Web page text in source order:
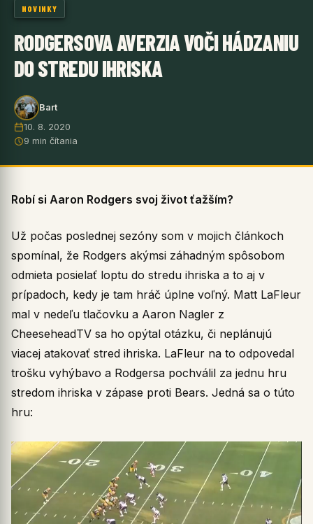
NOVINKY
RODGERSOVA AVERZIA VOČI HÁDZANIU
DO STREDU IHRISKA
Bart
10. 8. 2020
9 min čítania
Robí si Aaron Rodgers svoj život ťažším?
Už počas poslednej sezóny som v mojich článkoch
spomínal, že Rodgers akýmsi záhadným spôsobom
odmieta posielať loptu do stredu ihriska a to aj v
prípadoch, kedy je tam hráč úplne voľný. Matt LaFleur
mal v nedeľu tlačovku a Aaron Nagler z
CheeseheadTV sa ho opýtal otázku, či neplánujú
viacej atakovať stred ihriska. LaFleur na to odpovedal
trošku vyhýbavo a Rodgersa pochválil za jednu hru
stredom ihriska v zápase proti Bears. Jedná sa o túto
hru: